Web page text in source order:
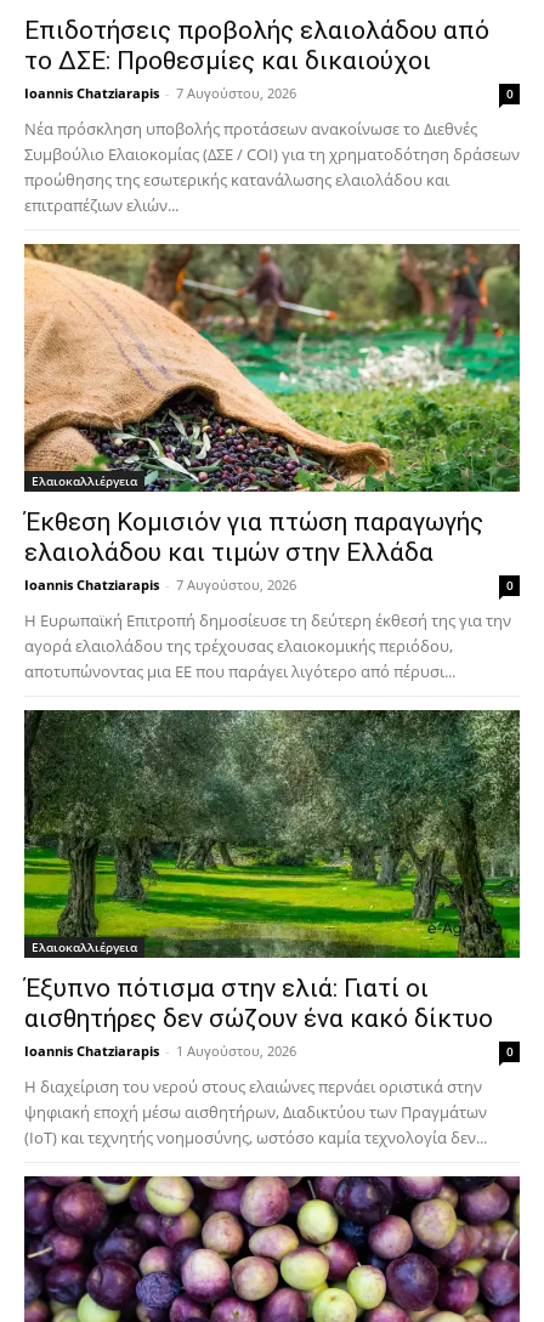
Επιδοτήσεις προβολής ελαιολάδου από
το ΔΣΕ: Προθεσμίες και δικαιούχοι
Ioannis Chatziarapis - 7 Αυγούστου, 2026 0
Νέα πρόσκληση υποβολής προτάσεων ανακοίνωσε το Διεθνές
Συμβούλιο Ελαιοκομίας (ΔΣΕ / COI) για τη χρηματοδότηση δράσεων
προώθησης της εσωτερικής κατανάλωσης ελαιολάδου και
επιτραπέζιων ελιών...
Ελαιοκαλλιέργεια
Έκθεση Κομισιόν για πτώση παραγωγής
ελαιολάδου και τιμών στην Ελλάδα
Ioannis Chatziarapis - 7 Αυγούστου, 2026 0
Η Ευρωπαϊκή Επιτροπή δημοσίευσε τη δεύτερη έκθεσή της για την
αγορά ελαιολάδου της τρέχουσας ελαιοκομικής περιόδου,
αποτυπώνοντας μια ΕΕ που παράγει λιγότερο από πέρυσι...
Ελαιοκαλλιέργεια
Έξυπνο πότισμα στην ελιά: Γιατί οι
αισθητήρες δεν σώζουν ένα κακό δίκτυο
Ioannis Chatziarapis - 1 Αυγούστου, 2026 0
Η διαχείριση του νερού στους ελαιώνες περνάει οριστικά στην
ψηφιακή εποχή μέσω αισθητήρων, Διαδικτύου των Πραγμάτων
(IoT) και τεχνητής νοημοσύνης, ωστόσο καμία τεχνολογία δεν...